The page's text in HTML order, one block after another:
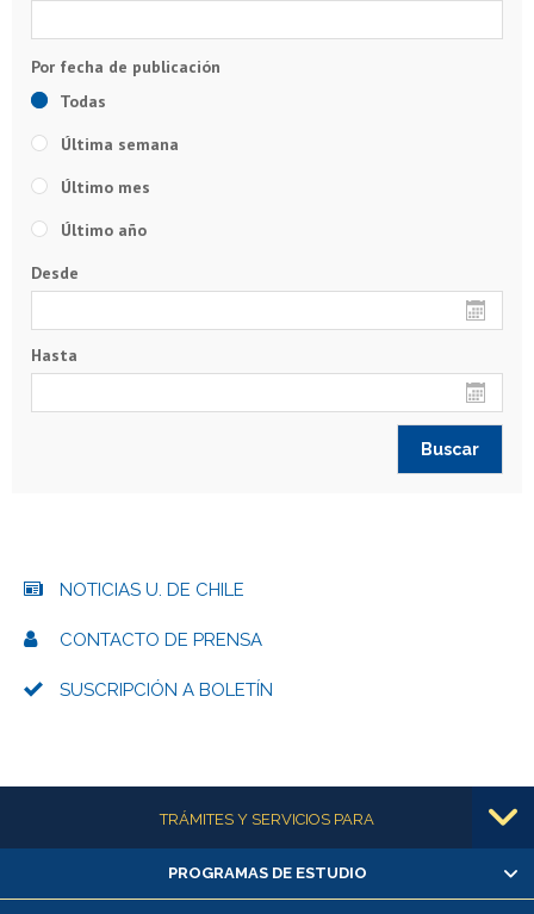
Todas
Última semana
Último mes
Último año
Desde
Hasta
NOTICIAS U. DE CHILE
CONTACTO DE PRENSA
SUSCRIPCIÓN A BOLETÍN
Más informaciónTRÁMITES Y SERVICIOS PARA
Alumnas/os y exalumnas/os
PROGRAMAS DE ESTUDIO